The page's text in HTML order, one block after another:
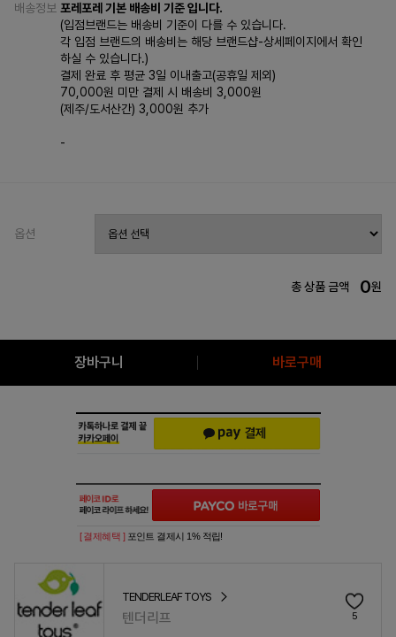
배송정보 포레포레 기본 배송비 기준 입니다.
(입점브랜드는 배송비 기준이 다를 수 있습니다.
각 입점 브랜드의 배송비는 해당 브랜드샵-상세페이지에서 확인
하실 수 있습니다.)
결제 완료 후 평균 3일 이내출고(공휴일 제외)
70,000원 미만 결제 시 배송비 3,000원
(제주/도서산간) 3,000원 추가
-
옵션
총 상품 금액 0원
장바구니 바로구매
[ 결제혜택 ] 포인트 결제시 1% 적립!
TENDERLEAF TOYS
텐더리프 5